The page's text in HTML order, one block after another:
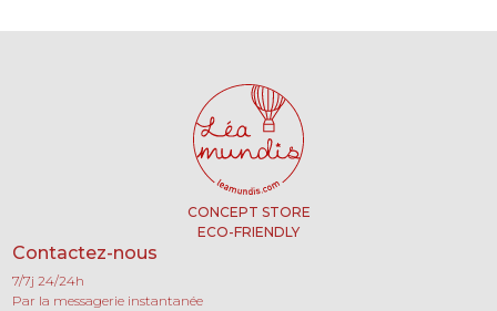
CONCEPT STORE
ECO-FRIENDLY
Contactez-nous
7/7j 24/24h
Par la messagerie instantanée